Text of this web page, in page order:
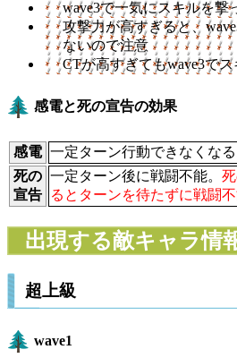
wave3で一気にスキルを撃
攻撃力が高すぎると、
ないので注意
CTが高すぎてもwave3で
感電と死の宣告の効果
感電 一定ターン行動できなくなる
死の
宣告
一定ターン後に戦闘不能。
るとターンを待たずに戦闘不
出現する敵キャラ情
超上級
wave1